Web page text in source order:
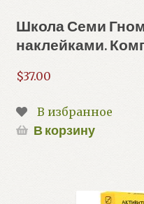
Школа Семи
наклейками.
$37.00
В избранное
В корзину